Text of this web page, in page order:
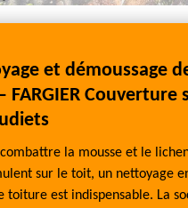
et démoussage
FARGIER Couverture
la mousse et le
sur le toit, un nettoyage
toiture est indispensable. La